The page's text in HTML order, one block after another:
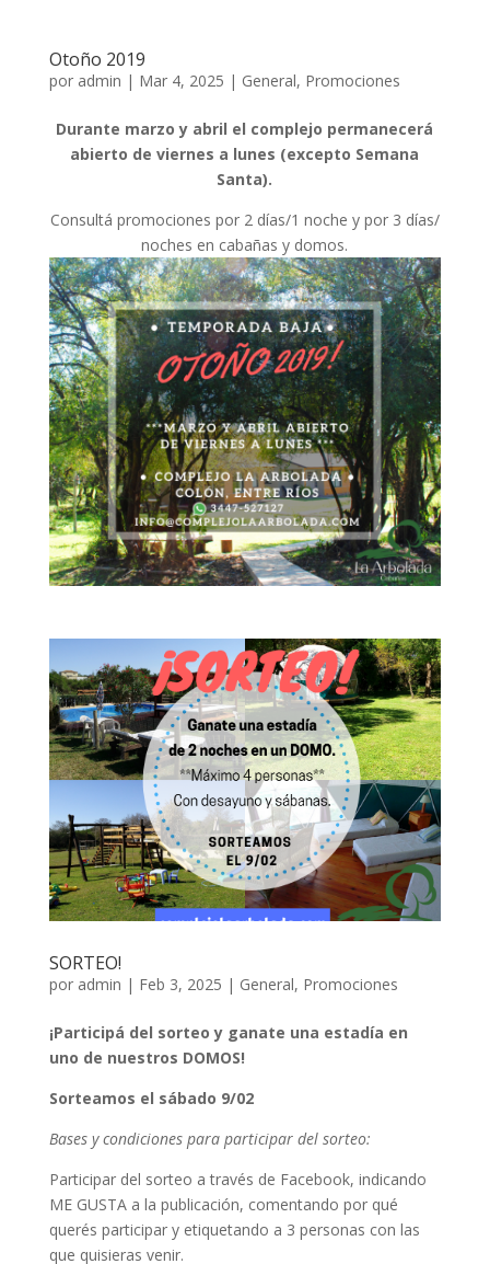
Otoño 2019
por admin | Mar 4, 2025 | General, Promociones
Durante marzo y abril el complejo permanecerá
abierto de viernes a lunes (excepto Semana
Santa).
Consultá promociones por 2 días/1 noche y por 3 días/
noches en cabañas y domos.
SORTEO!
por admin | Feb 3, 2025 | General, Promociones
¡Participá del sorteo y ganate una estadía en
uno de nuestros DOMOS!
Sorteamos el sábado 9/02
Bases y condiciones para participar del sorteo:
Participar del sorteo a través de Facebook, indicando
ME GUSTA a la publicación, comentando por qué
querés participar y etiquetando a 3 personas con las
que quisieras venir.